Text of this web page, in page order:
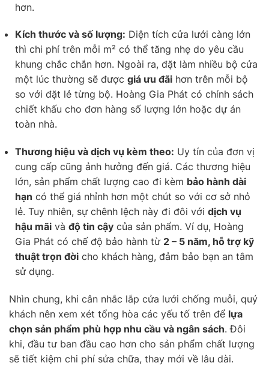
hơn.
Kích thước và số lượng: Diện tích cửa lưới càng lớn
thì chi phí trên mỗi m² có thể tăng nhẹ do yêu cầu
khung chắc chắn hơn. Ngoài ra, đặt làm nhiều bộ cửa
một lúc thường sẽ được giá ưu đãi hơn trên mỗi bộ
so với đặt lẻ từng bộ. Hoàng Gia Phát có chính sách
chiết khấu cho đơn hàng số lượng lớn hoặc dự án
toàn nhà.
Thương hiệu và dịch vụ kèm theo: Uy tín của đơn vị
cung cấp cũng ảnh hưởng đến giá. Các thương hiệu
lớn, sản phẩm chất lượng cao đi kèm bảo hành dài
hạn có thể giá nhỉnh hơn một chút so với cơ sở nhỏ
lẻ. Tuy nhiên, sự chênh lệch này đi đôi với dịch vụ
hậu mãi và độ tin cậy của sản phẩm. Ví dụ, Hoàng
Gia Phát có chế độ bảo hành từ 2 – 5 năm, hỗ trợ kỹ
thuật trọn đời cho khách hàng, đảm bảo bạn an tâm
sử dụng.
Nhìn chung, khi cân nhắc lắp cửa lưới chống muỗi, quý
khách nên xem xét tổng hòa các yếu tố trên để lựa
chọn sản phẩm phù hợp nhu cầu và ngân sách. Đôi
khi, đầu tư ban đầu cao hơn cho sản phẩm chất lượng
sẽ tiết kiệm chi phí sửa chữa, thay mới về lâu dài.